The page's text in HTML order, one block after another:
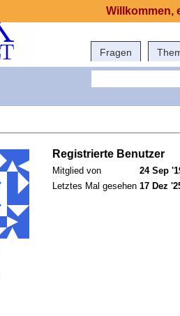
Fragen
Registrierte Benutzer
Mitglied von
24 Sep
Letztes Mal gesehen 17 Dez
Willkommen,